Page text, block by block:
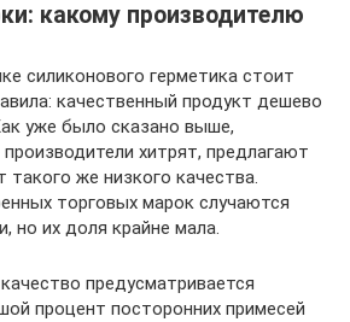
какому производителю
силиконового герметика стоит
качественный продукт дешево
уже было сказано выше,
хитрят, предлагают
такого же низкого качества.
торговых марок случаются
но их доля крайне мала.
предусматривается
процент посторонних примесей